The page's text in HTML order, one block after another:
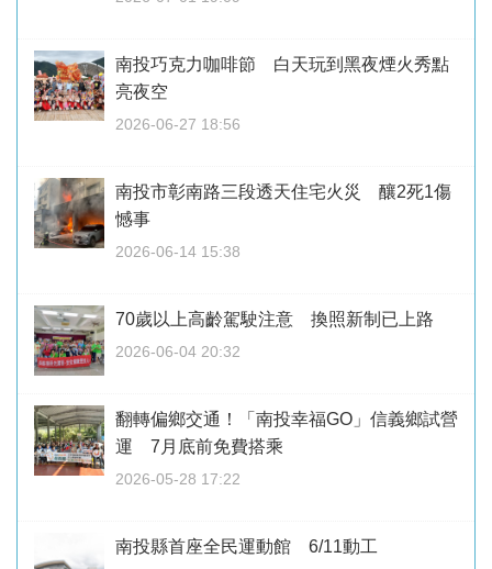
南投巧克力咖啡節 白天玩到黑夜煙火秀點
亮夜空
2026-06-27 18:56
南投市彰南路三段透天住宅火災 釀2死1傷
憾事
2026-06-14 15:38
70歲以上高齡駕駛注意 換照新制已上路
2026-06-04 20:32
翻轉偏鄉交通！「南投幸福GO」信義鄉試營
運 7月底前免費搭乘
2026-05-28 17:22
南投縣首座全民運動館 6/11動工